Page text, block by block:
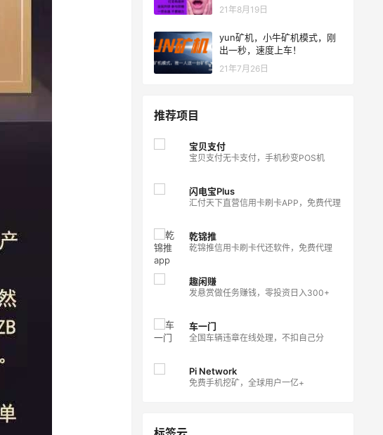
21年8月19日
yun矿机，小牛矿机模式，刚
出一秒，速度上车！
21年7月26日
推荐项目
宝贝支付
宝贝支付无卡支付，手机秒变POS机
闪电宝Plus
汇付天下直营信用卡刷卡APP，免费代理
乾锦推
乾锦推信用卡刷卡代还软件，免费代理
趣闲赚
发悬赏做任务赚钱，零投资日入300+
车一门
全国车辆违章在线处理，不扣自己分
Pi Network
免费手机挖矿，全球用户一亿+